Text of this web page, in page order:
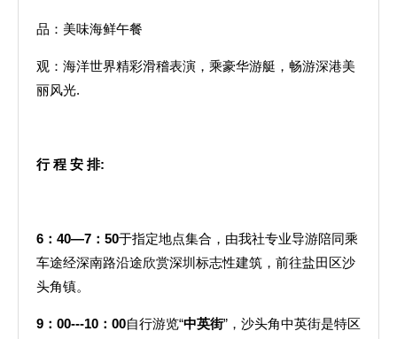
品：美味海鲜午餐
观：海洋世界精彩滑稽表演，乘豪华游艇，畅游深港美
丽风光.
行 程 安 排:
6 ： 40—7 ： 50于指定地点集合，由我社专业导游陪同乘
车途经深南路沿途欣赏深圳标志性建筑，前往盐田区沙
头角镇。
9 ： 00---10 ： 00自行游览“中英街”，沙头角中英街是特区